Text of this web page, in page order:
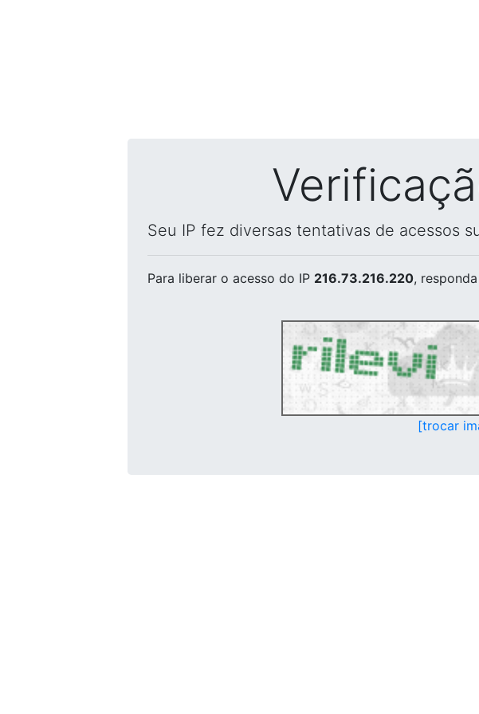
Seu IP fez diversas tentativas de acessos
Para liberar o acesso do IP 216.73.216.220,
[trocar